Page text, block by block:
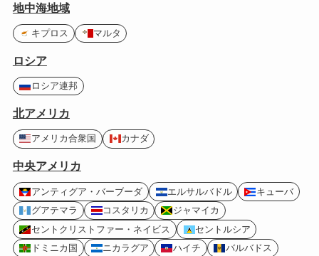
地中海地域
キプロス マルタ
ロシア
ロシア連邦
北アメリカ
アメリカ合衆国 カナダ
中央アメリカ
アンティグア・バーブーダ エルサルバドル
キューバ
グアテマラ
コスタリカ
ジャマイカ
セントクリストファー・ネイビス
セントルシア
ドミニカ国
ニカラグア ハイチ
バルバドス